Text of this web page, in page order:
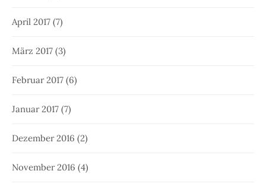
April 2017 (7)
März 2017 (3)
Februar 2017 (6)
Januar 2017 (7)
Dezember 2016 (2)
November 2016 (4)